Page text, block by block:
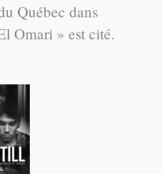
Québec dans
Omari » est cité.